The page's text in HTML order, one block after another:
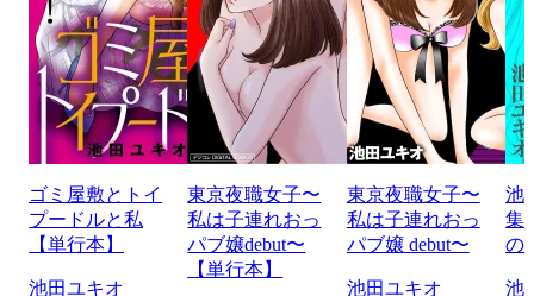
ゴミ屋敷とトイ
プードルと私
【単行本】
池田ユキオ
東京夜職女子〜
私は子連れおっ
パブ嬢debut〜
【単行本】
東京夜職女子〜
私は子連れおっ
パブ嬢 debut〜
池田ユキオ
池
集
の
池